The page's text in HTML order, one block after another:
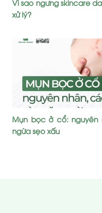
Vì sao ngưng skincare
xử lý?
Mụn bọc ở cổ: nguyên
ngừa sẹo xấu